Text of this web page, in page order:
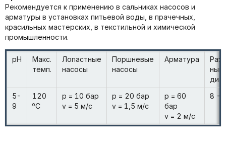
Рекомендуется к применению в сальниках насосов и
арматуры в установках питьевой воды, в прачечных,
красильных мастерских, в текстильной и химической
промышленности.
pH
Макс.
темп.
Лопастные
насосы
Поршневые
насосы
Арматура
ный
5-
9
120
oC
p = 10 бар
v = 5 м/с
p = 20 бар
v = 1,5 м/с
p = 60
бар
v = 2 м/с
8 -